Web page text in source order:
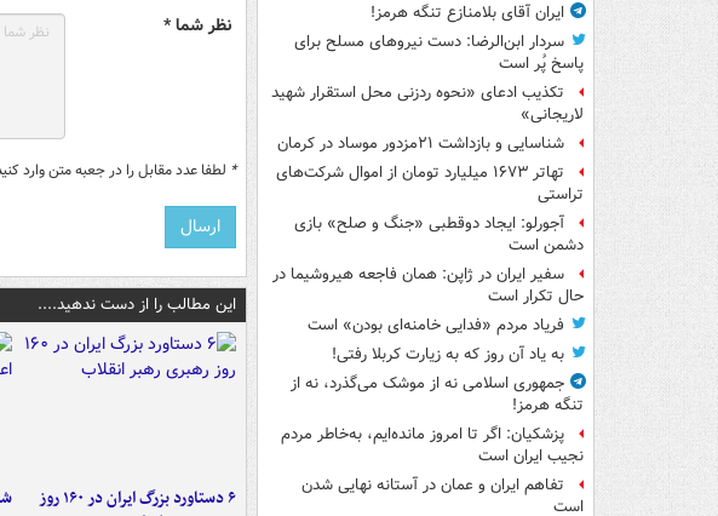
ایران آقای بلامنازع تنگه هرمز!
سردار ابن‌الرضا: دست نیروهای مسلح برای
پاسخ پُر است
تکذیب ادعای «نحوه ردزنی محل استقرار شهید
لاریجانی»
شناسایی و بازداشت ۲۱مزدور موساد در کرمان
تهاتر ۱۶۷۳ میلیارد تومان از اموال شرکت‌های
تراستی
آجورلو: ایجاد دوقطبی «جنگ و صلح‌» بازی
دشمن است
سفیر ایران در ژاپن: همان فاجعه هیروشیما در
حال تکرار است
فریاد مردم «فدایی خامنه‌ای بودن» است
به یاد آن روز که به زیارت کربلا رفتی!
جمهوری اسلامی نه از موشک می‌گذرد، نه از
تنگه هرمز!
پزشکیان: اگر تا امروز مانده‌ایم، به‌خاطر مردم
نجیب ایران است
تفاهم ایران و عمان در آستانه نهایی شدن
است
نظر شما *
* لطفا عدد مقابل را در جعبه متن وارد
این مطالب را از دست ندهید....
۶ دستاورد بزرگ ایران در ۱۶۰ روز